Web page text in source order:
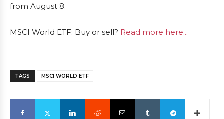
from August 8.
MSCI World ETF: Buy or sell? Read more here...
TAGS MSCI WORLD ETF